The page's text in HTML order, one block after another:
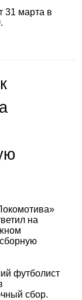
31 марта в
на
футболист
сбор.